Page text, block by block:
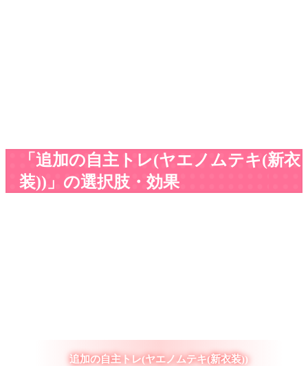
「追加の自主トレ(ヤエノムテキ(新衣
装))」の選択肢・効果
追加の自主トレ(ヤエノムテキ(新衣装))